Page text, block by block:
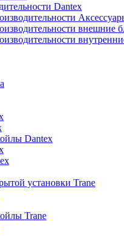
Dantex
внешние
Dantex
установки Trane
Trane